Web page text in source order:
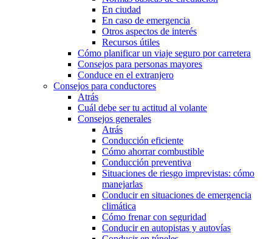
En ciudad
En caso de emergencia
Otros aspectos de interés
Recursos útiles
Cómo planificar un viaje seguro por carretera
Consejos para personas mayores
Conduce en el extranjero
Consejos para conductores
Atrás
Cuál debe ser tu actitud al volante
Consejos generales
Atrás
Conducción eficiente
Cómo ahorrar combustible
Conducción preventiva
Situaciones de riesgo imprevistas: cómo
manejarlas
Conducir en situaciones de emergencia
climática
Cómo frenar con seguridad
Conducir en autopistas y autovías